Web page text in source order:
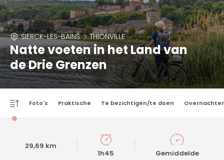
SIERCK-LES-BAINS THIONVILLE
Natte voeten in het Land van
de Drie Grenzen
Foto's Praktische Te bezichtigen/te doen
29,69 km
1h45 Gemiddelde